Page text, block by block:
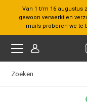
Van 1 t/m 16 augustus
gewoon verwerkt en
mails proberen we te